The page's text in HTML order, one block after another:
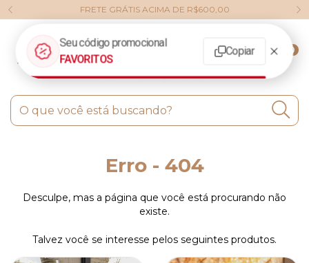
FRETE GRÁTIS ACIMA DE R$600,00
0
Erro - 404
Desculpe, mas a página que você está procurando não
existe.
Talvez você se interesse pelos seguintes produtos.